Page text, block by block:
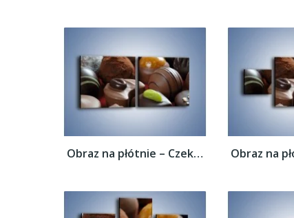
Obraz na płótnie – Czekoladowe praliny z...